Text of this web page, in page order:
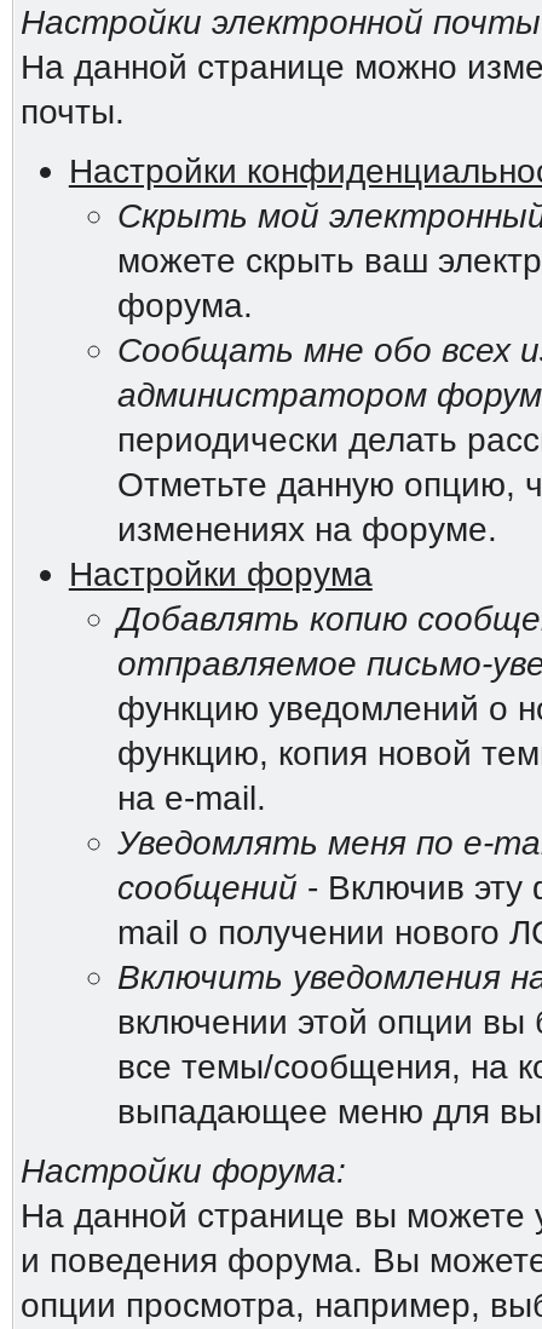
Настройки электронной
На данной странице можно
почты.
Настройки
Скрыть мой
можете скрыть ваш
форума.
Сообщать мне обо всех
администратором
периодически делать
Отметьте данную опцию,
изменениях на форуме.
Настройки форума
Добавлять копию
отправляемое письмо-
функцию уведомлений о
функцию, копия новой
на e-mail.
Уведомлять меня по e-
сообщений - Включив
mail о получении нового
Включить уведомления
включении этой опции вы
все темы/сообщения, на
выпадающее меню для
Настройки форума:
На данной странице вы можете
и поведения форума. Вы
опции просмотра, например,